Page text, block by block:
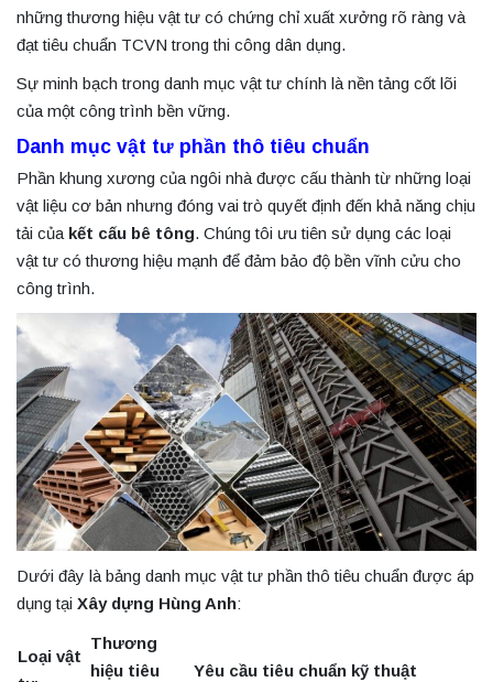
những thương hiệu vật tư có chứng chỉ xuất xưởng rõ ràng và
đạt tiêu chuẩn TCVN trong thi công dân dụng.
Sự minh bạch trong danh mục vật tư chính là nền tảng cốt lõi
của một công trình bền vững.
Danh mục vật tư phần thô tiêu chuẩn
Phần khung xương của ngôi nhà được cấu thành từ những loại
vật liệu cơ bản nhưng đóng vai trò quyết định đến khả năng chịu
tải của kết cấu bê tông. Chúng tôi ưu tiên sử dụng các loại
vật tư có thương hiệu mạnh để đảm bảo độ bền vĩnh cửu cho
công trình.
Dưới đây là bảng danh mục vật tư phần thô tiêu chuẩn được áp
dụng tại Xây dựng Hùng Anh:
Loại vật
Thương
hiệu tiêu
Yêu cầu tiêu chuẩn kỹ thuật